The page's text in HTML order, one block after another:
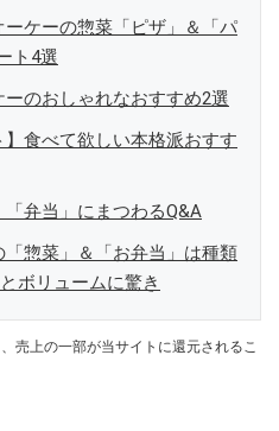
ケーの惣菜「ピザ」＆「パ
ト4選
のおしゃれなおすすめ2選
食べて欲しい本格派おすす
弁当」にまつわるQ&A
惣菜」＆「お弁当」は種類
ボリュームに驚き
売上の一部が当サイトに還元されるこ